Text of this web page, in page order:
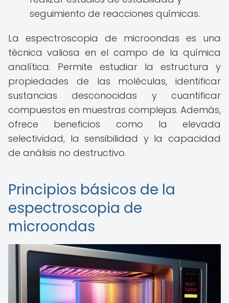
seguimiento de reacciones químicas.
La espectroscopia de microondas es una
técnica valiosa en el campo de la química
analítica. Permite estudiar la estructura y
propiedades de las moléculas, identificar
sustancias desconocidas y cuantificar
compuestos en muestras complejas. Además,
ofrece beneficios como la elevada
selectividad, la sensibilidad y la capacidad
de análisis no destructivo.
Principios básicos de la
espectroscopia de
microondas